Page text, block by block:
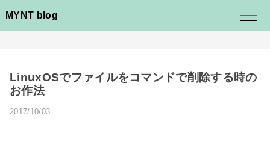
MYNT blog
LinuxOSでファイルをコマンドで削除する時の
お作法
2017/10/03